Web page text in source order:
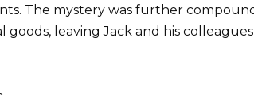
The mystery was further
goods, leaving Jack and his